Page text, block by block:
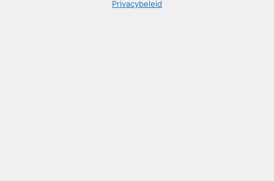
Privacybeleid